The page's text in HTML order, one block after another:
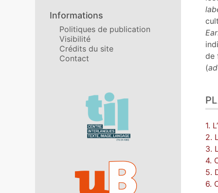
Informations
Politiques de publication
Visibilité
Crédits du site
Contact
Affiliations/partenaires
de
(
1.
2.
3.
4.
5.
6.